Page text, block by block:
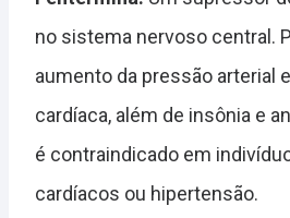
no sistema nervoso central.
aumento da pressão arterial
cardíaca, além de insônia e
é contraindicado em
cardíacos ou hipertensão.